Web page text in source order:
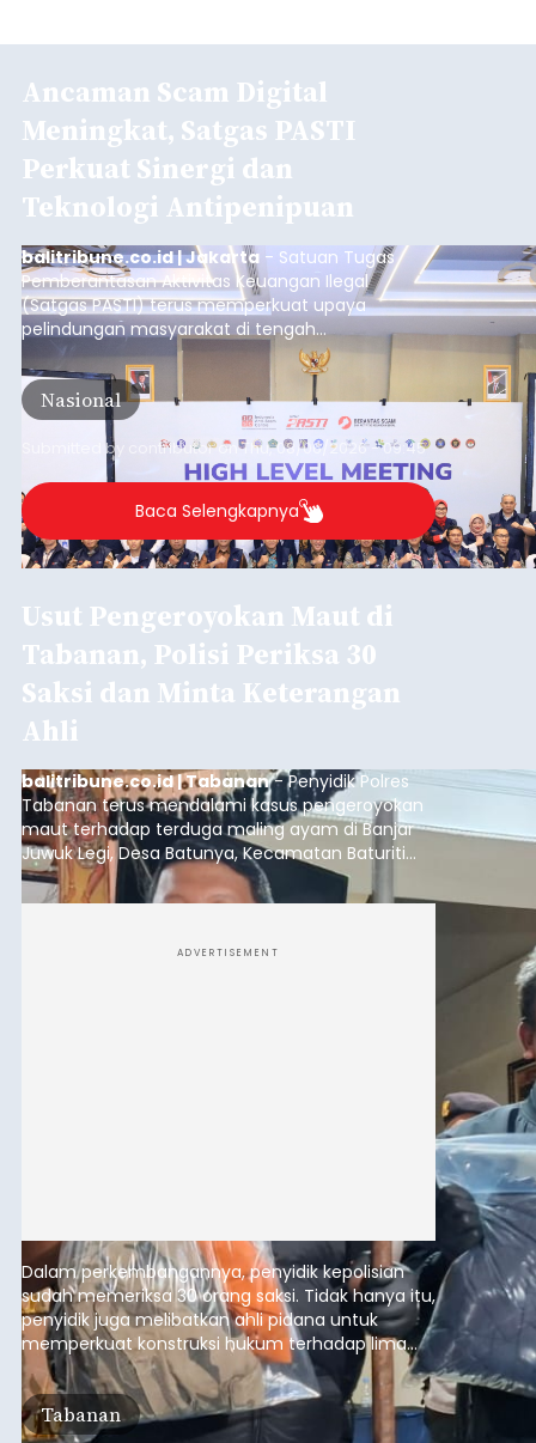
Ancaman Scam Digital
Meningkat, Satgas PASTI
Perkuat Sinergi dan
Teknologi Antipenipuan
balitribune.co.id | Jakarta - Satuan Tugas
Pemberantasan Aktivitas Keuangan Ilegal
(Satgas PASTI) terus memperkuat upaya
pelindungan masyarakat di tengah
meningkatnya ancaman penipuan digital yang
semakin kompleks.
Nasional
Submitted by contributoronThu, 08/06/2026 - 09:45
Baca Selengkapnya
Usut Pengeroyokan Maut di
Tabanan, Polisi Periksa 30
Saksi dan Minta Keterangan
Ahli
balitribune.co.id | Tabanan- Penyidik Polres
Tabanan terus mendalami kasus pengeroyokan
maut terhadap terduga maling ayam di Banjar
Juwuk Legi, Desa Batunya, Kecamatan Baturiti
yang terjadi beberapa waktu lalu.
ADVERTISEMENT
Dalam perkembangannya, penyidik kepolisian
sudah memeriksa 30 orang saksi. Tidak hanya itu,
penyidik juga melibatkan ahli pidana untuk
memperkuat konstruksi hukum terhadap lima
orang tersangka yang saat ini ditahan.
Tabanan